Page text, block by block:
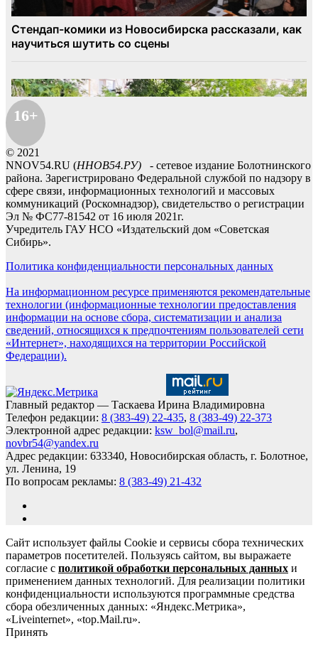
16+
© 2021
NNOV54.RU (ННОВ54.РУ) - сетевое издание Болотнинского
района. Зарегистрировано Федеральной службой по надзору в
сфере связи, информационных технологий и массовых
коммуникаций (Роскомнадзор), свидетельство о регистрации
Эл № ФС77-81542 от 16 июля 2021г.
Учредитель ГАУ НСО «Издательский дом «Советская
Сибирь».
Политика конфиденциальности персональных данных
На информационном ресурсе применяются рекомендательные
технологии (информационные технологии предоставления
информации на основе сбора, систематизации и анализа
сведений, относящихся к предпочтениям пользователей сети
«Интернет», находящихся на территории Российской
Федерации).
Главный редактор — Таскаева Ирина Владимировна
Телефон редакции: 8 (383-49) 22-435, 8 (383-49) 22-373
Электронной адрес редакции: ksw_bol@mail.ru,
novbr54@yandex.ru
Адрес редакции: 633340, Новосибирская область, г. Болотное,
ул. Ленина, 19
По вопросам рекламы: 8 (383-49) 21-432
Сайт использует файлы Cookie и сервисы сбора технических
параметров посетителей. Пользуясь сайтом, вы выражаете
согласие с политикой обработки персональных данных и
применением данных технологий. Для реализации политики
конфиденциальности используются программные средства
сбора обезличенных данных: «Яндекс.Метрика»,
«Liveinternet», «top.Mail.ru».
Принять